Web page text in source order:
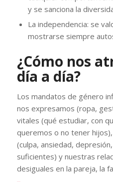
y se sanciona la
La independencia: se
mostrarse siempre
¿Cómo nos
día a día?
Los mandatos de género
nos expresamos (ropa,
vitales (qué estudiar, con
queremos o no tener
(culpa, ansiedad,
suficientes) y nuestras
desiguales en la pareja, la